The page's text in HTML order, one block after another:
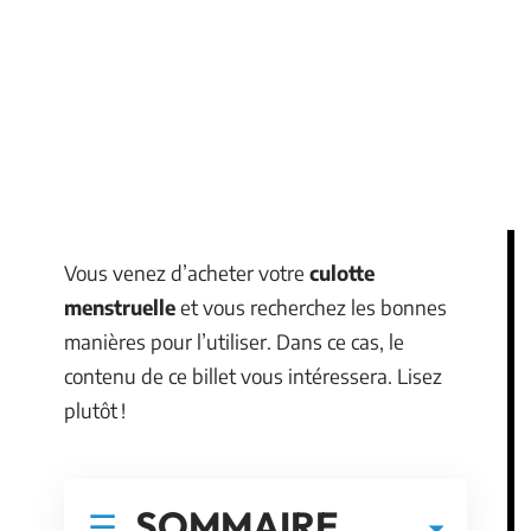
Vous venez d’acheter votre culotte
menstruelleet vous recherchez les bonnes
manières pour l’utiliser. Dans ce cas, le
contenu de ce billet vous intéressera. Lisez
plutôt !